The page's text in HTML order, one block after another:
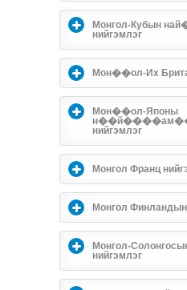
Монгол-Кубын
нийгэмлэг
Мон��ол-Их
Мон��ол-Японы
нийгэмлэг
Монгол Франц
Монгол Финландын
Монгол-
нийгэмлэг